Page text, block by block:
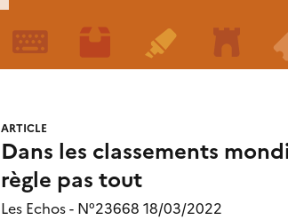
ARTICLE
Dans les classements
règle pas tout
Les Echos - N°23668 18/03/2022